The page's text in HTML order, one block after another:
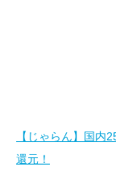
【じゃらん】国内
還元！